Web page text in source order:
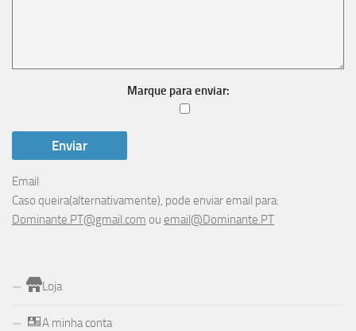
Marque para enviar:
Email
Caso queira(alternativamente), pode enviar email para:
Dominante.PT@gmail.com ou email@Dominante.PT
Loja
A minha conta